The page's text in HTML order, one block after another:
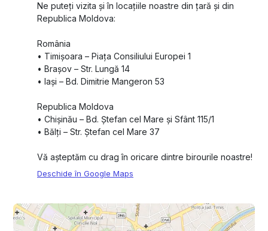
Ne puteți vizita și în locațiile noastre din țară și din
Republica Moldova:
România
•⁠ ⁠Timișoara – Piața Consiliului Europei 1
•⁠ ⁠Brașov – Str. Lungă 14
•⁠ ⁠Iași – Bd. Dimitrie Mangeron 53
Republica Moldova
•⁠ ⁠Chișinău – Bd. Ștefan cel Mare și Sfânt 115/1
•⁠ ⁠Bălți – Str. Ștefan cel Mare 37
Vă așteptăm cu drag în oricare dintre birourile noastre!
Deschide în Google Maps